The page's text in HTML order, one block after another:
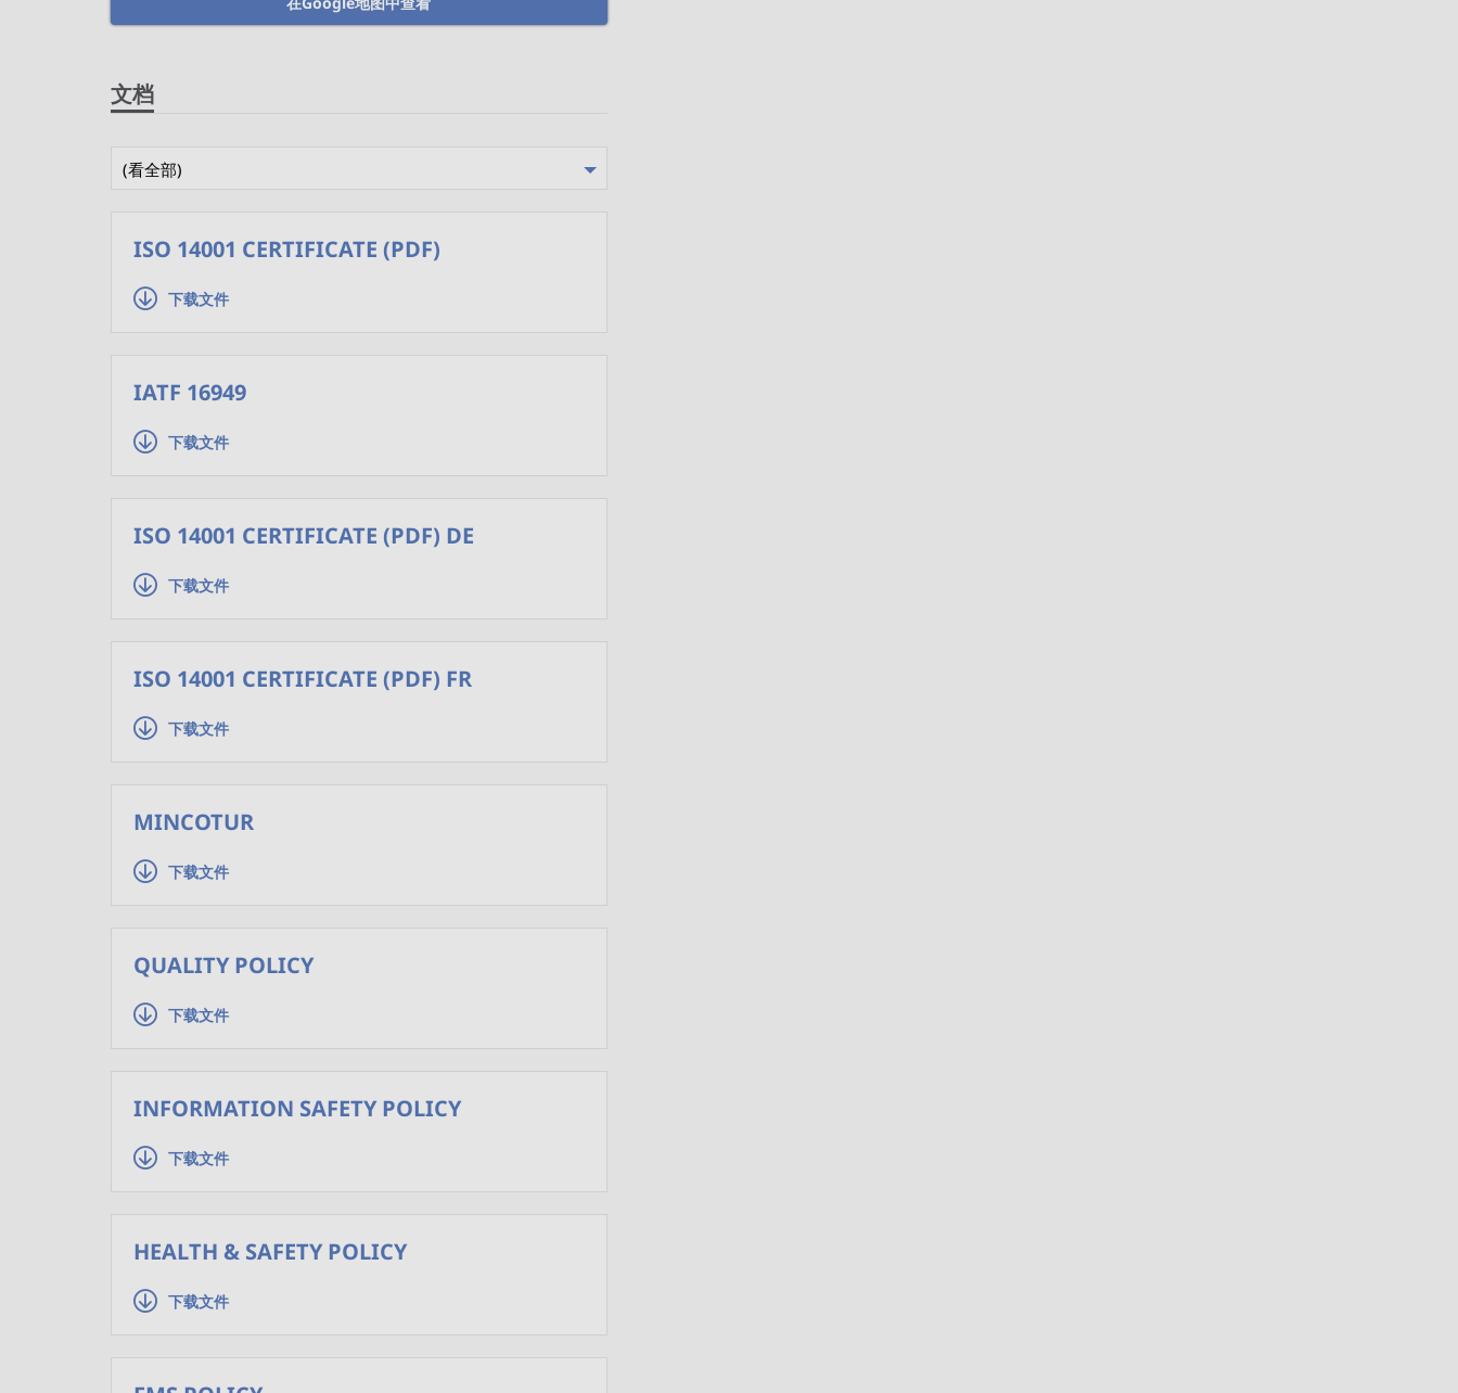
文档
(看全部)
ISO 14001 CERTIFICATE (PDF)
下载文件
IATF 16949
下载文件
ISO 14001 CERTIFICATE (PDF) DE
下载文件
ISO 14001 CERTIFICATE (PDF) FR
下载文件
MINCOTUR
下载文件
QUALITY POLICY
下载文件
INFORMATION SAFETY POLICY
下载文件
HEALTH & SAFETY POLICY
下载文件